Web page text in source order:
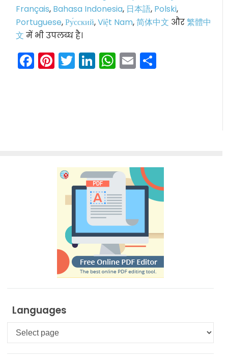
Français, Bahasa Indonesia, 日本語, Polski,
Portuguese,Ру́сский,Việt Nam,简体中文 और繁體中
文 में भी उपलब्ध है।
Facebook
Pinterest
Twitter
LinkedIn
WhatsApp
Email
Languages
Languages